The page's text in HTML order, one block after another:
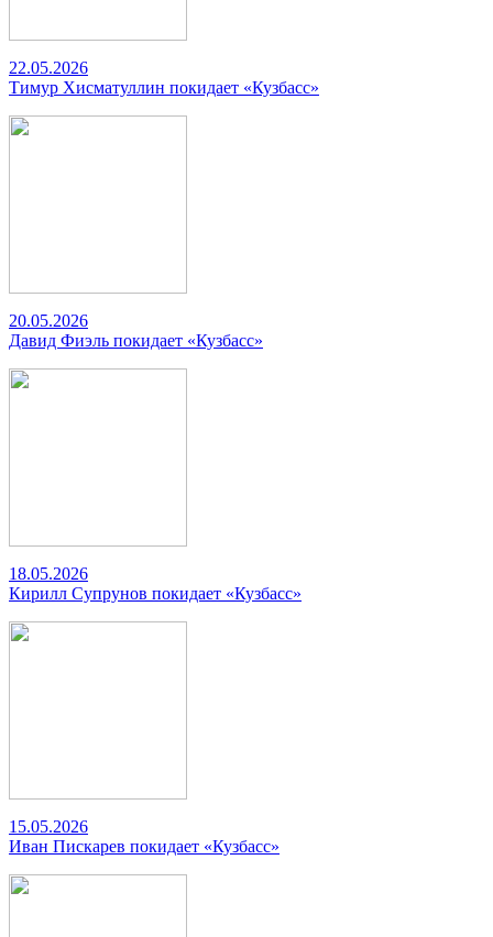
22.05.2026
Тимур Хисматуллин покидает «Кузбасс»
20.05.2026
Давид Фиэль покидает «Кузбасс»
18.05.2026
Кирилл Супрунов покидает «Кузбасс»
15.05.2026
Иван Пискарев покидает «Кузбасс»